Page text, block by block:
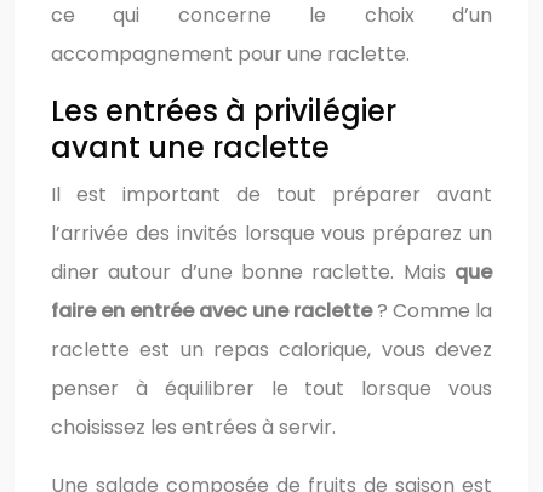
ce qui concerne le choix d’un
accompagnement pour une raclette.
Les entrées à privilégier
avant une raclette
Il est important de tout préparer avant
l’arrivée des invités lorsque vous préparez un
diner autour d’une bonne raclette. Mais que
faire en entrée avec une raclette? Comme la
raclette est un repas calorique, vous devez
penser à équilibrer le tout lorsque vous
choisissez les entrées à servir.
Une salade composée de fruits de saison est